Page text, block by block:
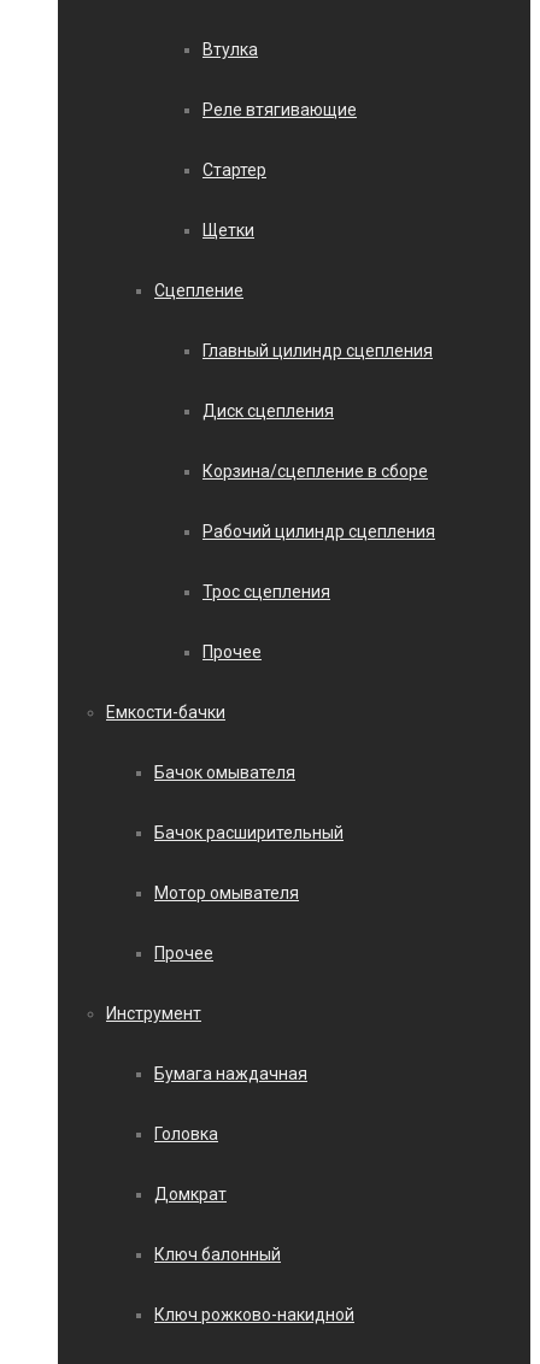
Втулка
Реле втягивающие
Стартер
Щетки
Сцепление
Главный цилиндр сцепления
Диск сцепления
Корзина/сцепление в сборе
Рабочий цилиндр сцепления
Трос сцепления
Прочее
Емкости-бачки
Бачок омывателя
Бачок расширительный
Мотор омывателя
Прочее
Инструмент
Бумага наждачная
Головка
Домкрат
Ключ балонный
Ключ рожково-накидной